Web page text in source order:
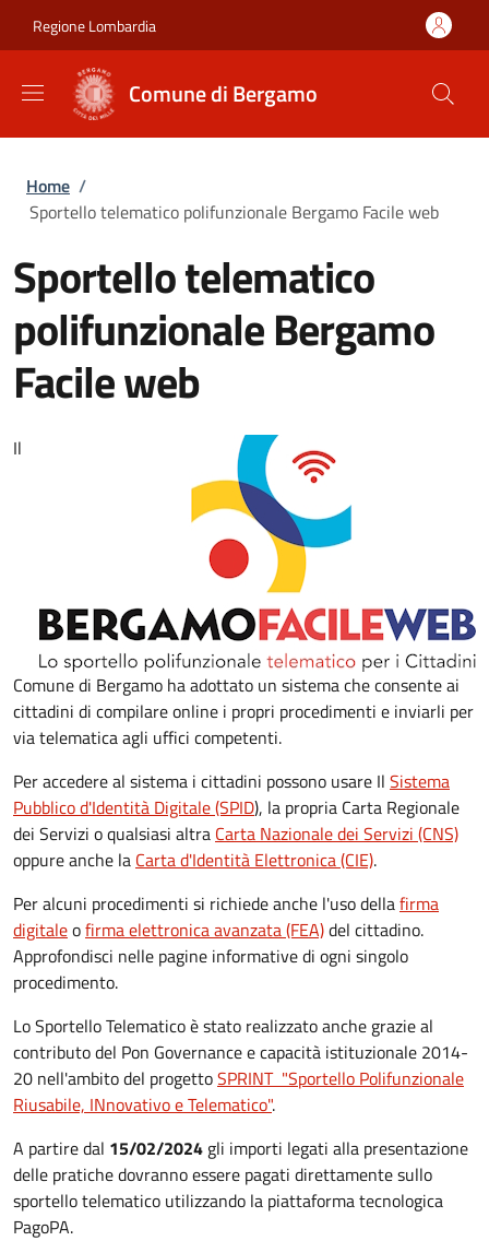
Regione Lombardia
Comune di Bergamo
Briciole di pane
Home /
Sportello telematico polifunzionale Bergamo Facile web
Sportello telematico
polifunzionale Bergamo
Facile web
Il
Comune di Bergamo ha adottato un sistema che consente ai
cittadini di compilare online i propri procedimenti e inviarli per
via telematica agli uffici competenti.
Per accedere al sistema i cittadini possono usare Il Sistema
Pubblico d'Identità Digitale (SPID), la propria Carta Regionale
dei Servizi o qualsiasi altra Carta Nazionale dei Servizi (CNS)
oppure anche la Carta d'Identità Elettronica (CIE).
Per alcuni procedimenti si richiede anche l'uso dellafirma
digitaleofirma elettronica avanzata (FEA)del cittadino.
Approfondisci nelle pagine informative di ogni singolo
procedimento.
Lo Sportello Telematico è stato realizzato anche grazie al
contributo del Pon Governance e capacità istituzionale 2014-
20 nell'ambito del progettoSPRINT "Sportello Polifunzionale
Riusabile, INnovativo e Telematico".
A partire dal 15/02/2024 gli importi legati alla presentazione
delle pratiche dovranno essere pagati direttamente sullo
sportello telematico utilizzando la piattaforma tecnologica
PagoPA.